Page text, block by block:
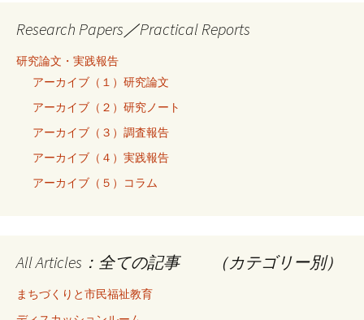
Research Papers／Practical Reports
研究論文・実践報告
アーカイブ（１）研究論文
アーカイブ（２）研究ノート
アーカイブ（３）調査報告
アーカイブ（４）実践報告
アーカイブ（５）コラム
All Articles：全ての記事 （カテゴリー別）
まちづくりと市民福祉教育